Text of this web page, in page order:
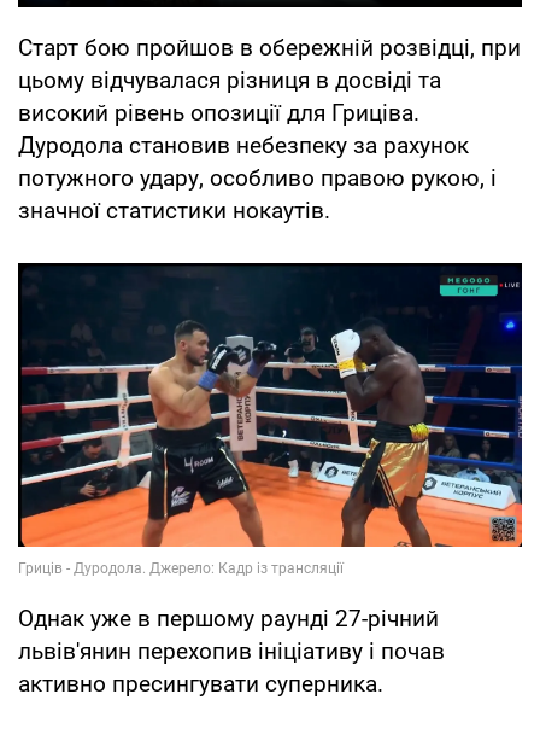
Старт бою пройшов в обережній розвідці, при
цьому відчувалася різниця в досвіді та
високий рівень опозиції для Гриціва.
Дуродола становив небезпеку за рахунок
потужного удару, особливо правою рукою, і
значної статистики нокаутів.
Однак уже в першому раунді 27-річний
львів'янин перехопив ініціативу і почав
активно пресингувати суперника.